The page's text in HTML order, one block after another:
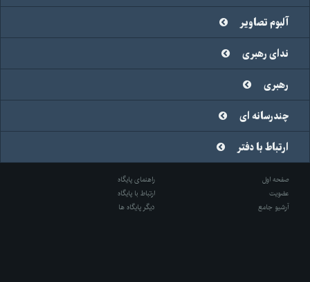
آلبوم تصاویر
ندای رهبری
رهبری
چندرسانه ای
ارتباط با دفتر
صفحه اول
راهنمای پایگاه
عضویت
ارتباط با پایگاه
آرشیو جامع
دیگر پایگاه ها